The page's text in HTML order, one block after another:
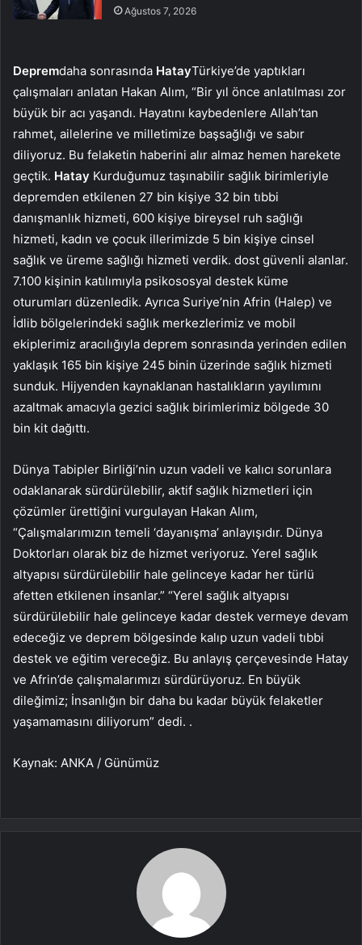
Ağustos 7, 2026
Depremdaha sonrasında HatayTürkiye’de yaptıkları
çalışmaları anlatan Hakan Alım, “Bir yıl önce anlatılması zor
büyük bir acı yaşandı. Hayatını kaybedenlere Allah’tan
rahmet, ailelerine ve milletimize başsağlığı ve sabır
diliyoruz. Bu felaketin haberini alır almaz hemen harekete
geçtik. Hatay Kurduğumuz taşınabilir sağlık birimleriyle
depremden etkilenen 27 bin kişiye 32 bin tıbbi
danışmanlık hizmeti, 600 kişiye bireysel ruh sağlığı
hizmeti, kadın ve çocuk illerimizde 5 bin kişiye cinsel
sağlık ve üreme sağlığı hizmeti verdik. dost güvenli alanlar.
7.100 kişinin katılımıyla psikososyal destek küme
oturumları düzenledik. Ayrıca Suriye’nin Afrin (Halep) ve
İdlib bölgelerindeki sağlık merkezlerimiz ve mobil
ekiplerimiz aracılığıyla deprem sonrasında yerinden edilen
yaklaşık 165 bin kişiye 245 binin üzerinde sağlık hizmeti
sunduk. Hijyenden kaynaklanan hastalıkların yayılımını
azaltmak amacıyla gezici sağlık birimlerimiz bölgede 30
bin kit dağıttı.
Dünya Tabipler Birliği’nin uzun vadeli ve kalıcı sorunlara
odaklanarak sürdürülebilir, aktif sağlık hizmetleri için
çözümler ürettiğini vurgulayan Hakan Alım,
“Çalışmalarımızın temeli ‘dayanışma’ anlayışıdır. Dünya
Doktorları olarak biz de hizmet veriyoruz. Yerel sağlık
altyapısı sürdürülebilir hale gelinceye kadar her türlü
afetten etkilenen insanlar.” “Yerel sağlık altyapısı
sürdürülebilir hale gelinceye kadar destek vermeye devam
edeceğiz ve deprem bölgesinde kalıp uzun vadeli tıbbi
destek ve eğitim vereceğiz. Bu anlayış çerçevesinde Hatay
ve Afrin’de çalışmalarımızı sürdürüyoruz. En büyük
dileğimiz; İnsanlığın bir daha bu kadar büyük felaketler
yaşamamasını diliyorum” dedi. .
Kaynak: ANKA / Günümüz